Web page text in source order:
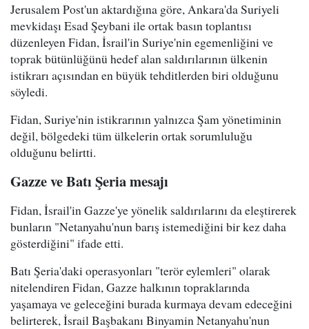
Jerusalem Post'un aktardığına göre, Ankara'da Suriyeli
mevkidaşı Esad Şeybani ile ortak basın toplantısı
düzenleyen Fidan, İsrail'in Suriye'nin egemenliğini ve
toprak bütünlüğünü hedef alan saldırılarının ülkenin
istikrarı açısından en büyük tehditlerden biri olduğunu
söyledi.
Fidan, Suriye'nin istikrarının yalnızca Şam yönetiminin
değil, bölgedeki tüm ülkelerin ortak sorumluluğu
olduğunu belirtti.
Gazze ve Batı Şeria mesajı
Fidan, İsrail'in Gazze'ye yönelik saldırılarını da eleştirerek
bunların "Netanyahu'nun barış istemediğini bir kez daha
gösterdiğini" ifade etti.
Batı Şeria'daki operasyonları "terör eylemleri" olarak
nitelendiren Fidan, Gazze halkının topraklarında
yaşamaya ve geleceğini burada kurmaya devam edeceğini
belirterek, İsrail Başbakanı Binyamin Netanyahu'nun